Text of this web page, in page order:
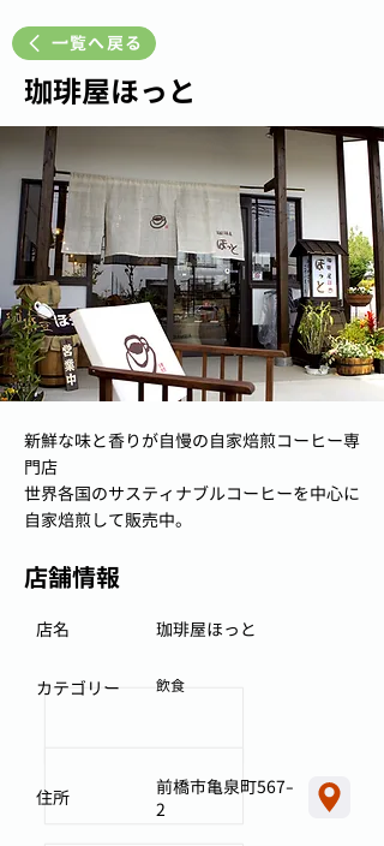
一覧へ戻る
珈琲屋ほっと
新鮮な味と香りが自慢の自家焙煎コーヒー専
門店
世界各国のサスティナブルコーヒーを中心に
自家焙煎して販売中。
店舗情報
珈琲屋ほっと
店名
飲食
カテゴリー
前橋市亀泉町567-
2
住所